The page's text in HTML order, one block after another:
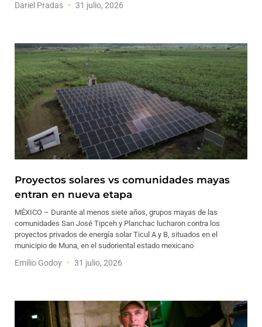
Dariel Pradas 31 julio, 2026
Proyectos solares vs comunidades mayas
entran en nueva etapa
MÉXICO – Durante al menos siete años, grupos mayas de las
comunidades San José Tipceh y Planchac lucharon contra los
proyectos privados de energía solar Ticul A y B, situados en el
municipio de Muna, en el sudoriental estado mexicano
Emilio Godoy 31 julio, 2026